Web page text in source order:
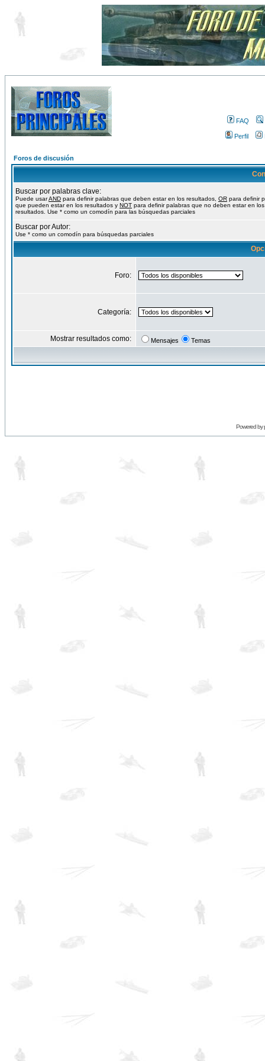
FAQ
Perfil
Foros de discusión
Buscar por palabras clave:
Puede usarAND para definir palabras que deben estar en los resultados, OR para definir
que pueden estar en los resultados y NOT para definir palabras que no deben estar en los
resultados. Use * como un comodín para las búsquedas parciales
Buscar por Autor:
Use * como un comodín para búsquedas parciales
Foro:
Categoría:
Mostrar resultados como: Mensajes Temas
Powered by